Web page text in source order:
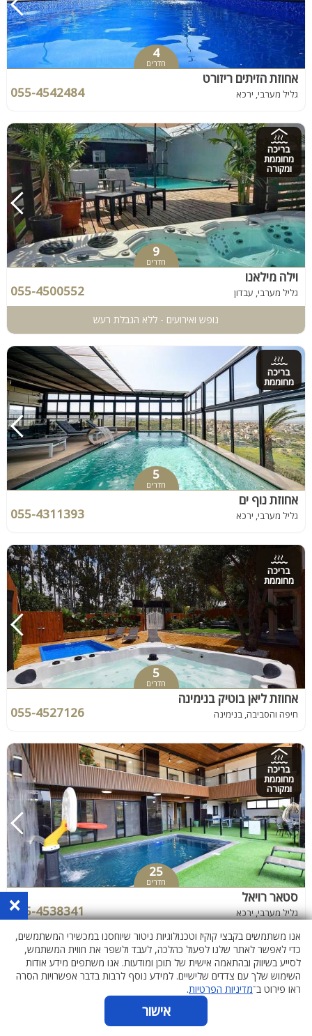
4
חדרים
אחוזת הזיתים ריזורט
גליל מערבי, ירכא 055-4542484
בריכה
מחוממת
ומקורה
9
חדרים
וילה מילאנו
גליל מערבי, עבדון 055-4500552
נופש ואירועים - ללא הגבלת רעש
בריכה
מחוממת
5
חדרים
אחוזת נוף ים
גליל מערבי, ירכא 055-4311393
בריכה
מחוממת
5
חדרים
אחוזת ליאן בוטיק בנימינה
חיפה והסביבה, בנימינה 055-4527126
בריכה
מחוממת
ומקורה
25
חדרים
סטאר רויאל
גליל מערבי, ירכא 055-4538341
×
אנו משתמשים בקבצי קוקיז וטכנולוגיות ניטור שיוחסנו במכשירי המשתמשים,
כדי לאפשר לאתר שלנו לפעול כהלכה, לעבד ולשפר את חווית המשתמש,
לסייע בשיווק ובהתאמה אישית של תוכן ומודעות. אנו משתפים מידע אודות
השימוש שלך עם צדדים שלישיים. למידע נוסף לרבות בדבר אפשרויות הסרה
ראו פירוט ב־מדיניות הפרטיות.
אישור